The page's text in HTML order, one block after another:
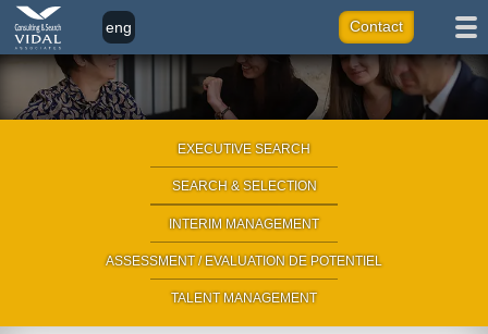
fr
eng
it
ar
Contact
EXECUTIVE SEARCH
SEARCH & SELECTION
INTERIM MANAGEMENT
|
ASSESSMENT / EVALUATION DE POTENTIEL
TALENT MANAGEMENT